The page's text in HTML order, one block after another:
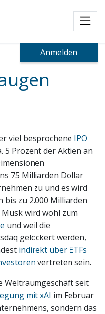
Anmelden
viel besprochene IPO
5 Prozent der Aktien an
75 Milliarden Dollar
zu und es wird
zu 2.000 Milliarden
wird wohl zum
und weil die
gelockert werden,
indirekt über ETFs
vertreten sein.
Weltraumgeschäft seit
mit xAI im Februar
sondern das